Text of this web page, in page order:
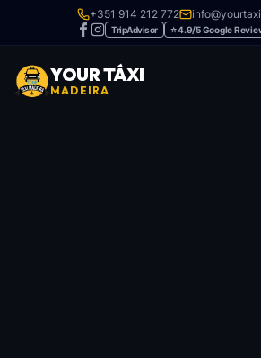
+351 914 212 772
TripAdvisor ⭐ 4.9/5 Google
YOUR TÁXI
MADEIRA